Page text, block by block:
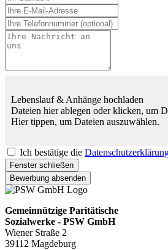
Lebenslauf & Anhänge hochladen
Dateien hier ablegen oder klicken, um
Hier tippen, um Dateien auszuwählen.
Ich bestätige die
Fenster schließen
Bewerbung absenden
Gemeinnützige Paritätische
Sozialwerke - PSW GmbH
Wiener Straße 2
39112 Magdeburg